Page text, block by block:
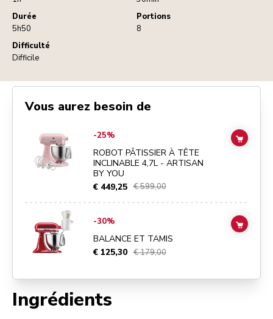
Durée
5h50
Portions
8
Difficulté
Difficile
Ingrédients
Vous aurez besoin de
Go toROBOT PÂTISSIER À TÊTE INCLINABLE 4,7L - ARTISAN BY
-25%
ROBOT PÂTISSIER À TÊTE
INCLINABLE 4,7L - ARTISAN
BY YOU
€ 449,25 € 599,00
ADD
BALANCE ET TAMIS
-30%
BALANCE ET TAMIS
€ 125,30 € 179,00
ADD